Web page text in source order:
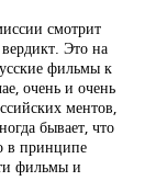
смотрит
Это на
фильмы к
очень и очень
ментов,
бывает, что
в принципе
фильмы и